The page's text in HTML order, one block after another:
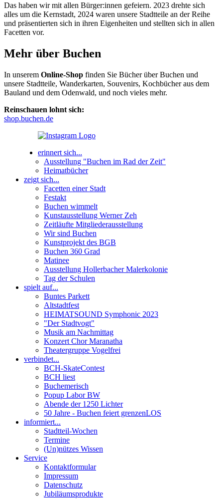
Das haben wir mit allen Bürger:innen gefeiern. 2023 drehte sich
alles um die Kernstadt, 2024 waren unsere Stadtteile an der Reihe
und präsentierten sich in ihren Eigenheiten und stellten sich in allen
Facetten vor.
Mehr über Buchen
In unserem Online-Shop finden Sie Bücher über Buchen und
unsere Stadtteile, Wanderkarten, Souvenirs, Kochbücher aus dem
Bauland und dem Odenwald, und noch vieles mehr.
Reinschauen lohnt sich:
shop.buchen.de
erinnert sich...
Ausstellung "Buchen im Rad der Zeit"
Heimatbücher
zeigt sich...
Facetten einer Stadt
Festakt
Buchen wimmelt
Kunstausstellung Werner Zeh
Zeitläufte Mitgliederausstellung
Wir sind Buchen
Kunstprojekt des BGB
Buchen 360 Grad
Matinee
Ausstellung Hollerbacher Malerkolonie
Tag der Schulen
spielt auf...
Buntes Parkett
Altstadtfest
HEIMATSOUND Symphonic 2023
"Der Stadtvogt"
Musik am Nachmittag
Konzert Chor Maranatha
Theatergruppe Vogelfrei
verbindet...
BCH-SkateContest
BCH liest
Buchemerisch
Popup Labor BW
Abende der 1250 Lichter
50 Jahre - Buchen feiert grenzenLOS
informiert...
Stadtteil-Wochen
Termine
(Un)nützes Wissen
Service
Kontaktformular
Impressum
Datenschutz
Jubiläumsprodukte